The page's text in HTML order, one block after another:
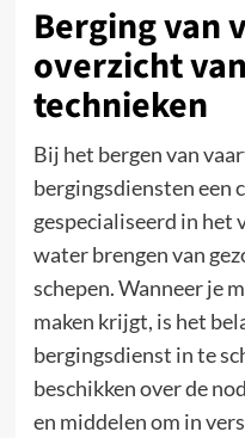
Berging van
overzicht
technieken
Bij het bergen van
bergingsdiensten een
gespecialiseerd in het
water brengen van
schepen. Wanneer je
maken krijgt, is het
bergingsdienst in te
beschikken over de
en middelen om in